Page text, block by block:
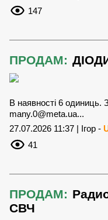
147
ПРОДАМ:
В наявності 6 одиниць.
many.0@meta.ua...
27.07.2026 11:37 | Ігор -
41
ПРОДАМ:
СВЧ